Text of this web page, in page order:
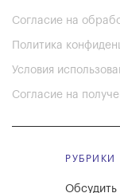
Согласие на
Политика
Условия
Согласие на
РУБРИКИ
Обсудить